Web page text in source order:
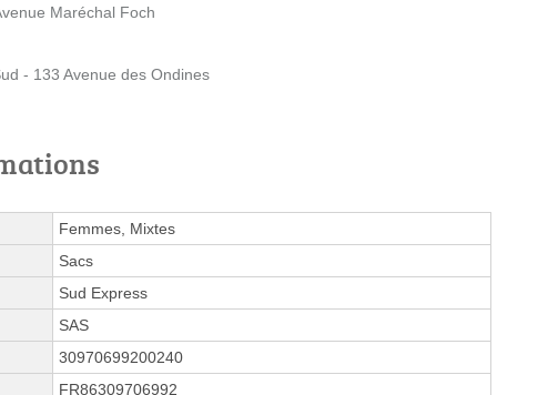
Maréchal Foch
- 133 Avenue des Ondines
Femmes, Mixtes
Sacs
Sud Express
SAS
30970699200240
FR86309706992